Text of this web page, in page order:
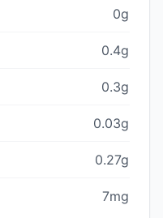
0g
0.4g
0.3g
0.03g
0.27g
7mg